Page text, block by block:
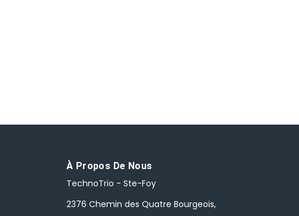
À Propos De Nous
TechnoTrio - Ste-Foy
2376 Chemin des Quatre Bourgeois,